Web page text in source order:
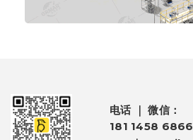
电话 ｜ 微信：
181 1458 6866